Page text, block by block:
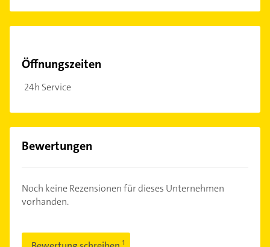
Öffnungszeiten
24h Service
Bewertungen
Noch keine Rezensionen für dieses Unternehmen
vorhanden.